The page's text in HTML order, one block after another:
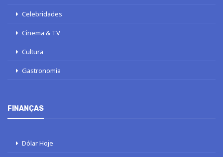
Celebridades
Cinema & TV
Cultura
Gastronomia
FINANÇAS
Dólar Hoje